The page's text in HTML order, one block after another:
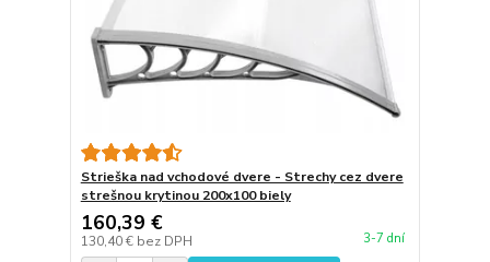
Strieška nad vchodové dvere - Strechy cez dvere
strešnou krytinou 200x100 biely
160,39 €
130,40 € bez DPH 3-7 dní